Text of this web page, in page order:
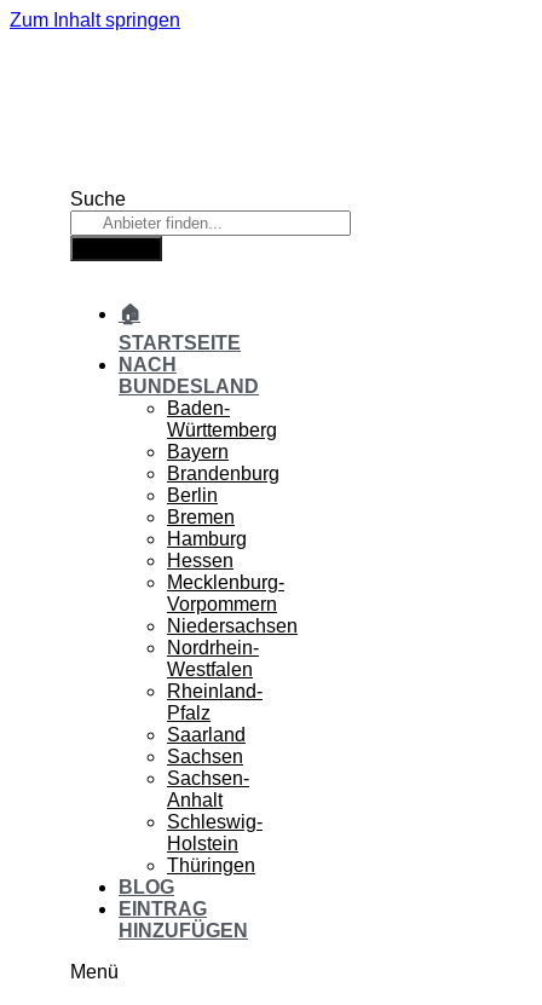
Zum Inhalt springen
Suche
🏠
STARTSEITE
NACH
BUNDESLAND
Baden-
Württemberg
Bayern
Brandenburg
Berlin
Bremen
Hamburg
Hessen
Mecklenburg-
Vorpommern
Niedersachsen
Nordrhein-
Westfalen
Rheinland-
Pfalz
Saarland
Sachsen
Sachsen-
Anhalt
Schleswig-
Holstein
Thüringen
BLOG
EINTRAG
HINZUFÜGEN
Menü